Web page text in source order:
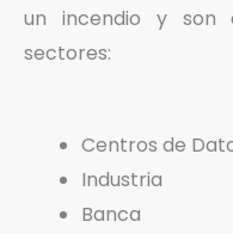
un incendio y son
sectores:
Centros de
Industria
Banca